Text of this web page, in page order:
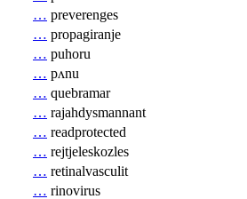
… preverenges
… propagiranje
… puhoru
… pʌnu
… quebramar
… rajahdysmannant
… readprotected
… rejtjeleskozles
… retinalvasculit
… rinovirus